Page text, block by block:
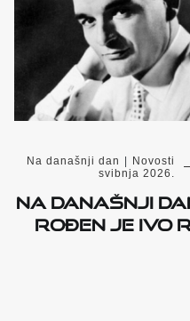
Na današnji dan Novosti
svibnja 2026.
Na današnji
rođen je Ivo